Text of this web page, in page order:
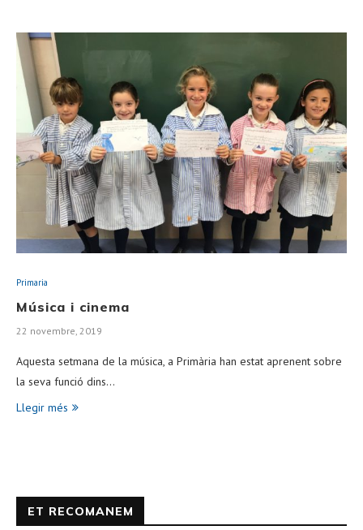
Primaria
Música i cinema
22 novembre, 2019
Aquesta setmana de la música, a Primària han estat aprenent sobre
la seva funció dins…
Llegir més
ET RECOMANEM